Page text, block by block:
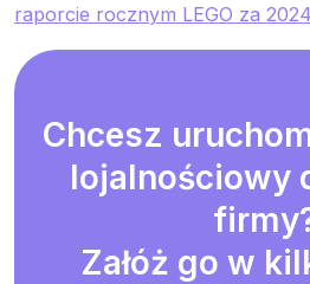
raporcie rocznym LEGO za 2024
Chcesz
lojalnościowy
Załóż go w